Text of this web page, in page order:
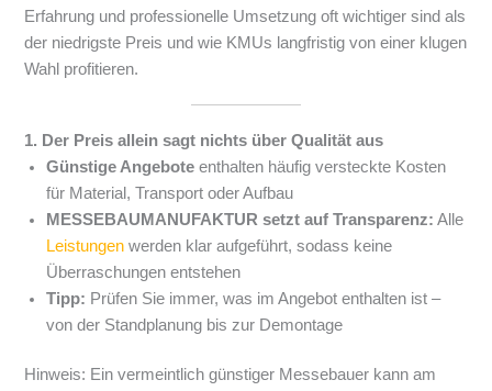
Erfahrung und professionelle Umsetzung oft wichtiger sind als
der niedrigste Preis und wie KMUs langfristig von einer klugen
Wahl profitieren.
1. Der Preis allein sagt nichts über Qualität aus
Günstige Angebote enthalten häufig versteckte Kosten
für Material, Transport oder Aufbau
MESSEBAUMANUFAKTUR setzt auf Transparenz: Alle
Leistungen werden klar aufgeführt, sodass keine
Überraschungen entstehen
Tipp: Prüfen Sie immer, was im Angebot enthalten ist –
von der Standplanung bis zur Demontage
Hinweis: Ein vermeintlich günstiger Messebauer kann am